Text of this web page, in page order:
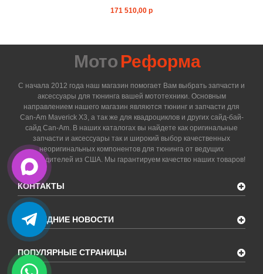
171 510,00 р
Мото Реформа
С начала 2012 года наш магазин помогает Вам выбрать запчасти и
аксессуары для тюнинга вашей мототехники. Основным
направлением нашего магазин являются тюнинг и запчасти для
Can-Am Maverick X3, а так же для квадроциклов и других сайд-бай-
сайд Can-Am. В наших каталогах вы найдете как оригинальные
запчасти и аксессуары так и широкий выбор качественных
неоригинальных компонентов для тюнинга от ведущих
производителей из США. Мы гарантируем качество наших товаров!
КОНТАКТЫ
ПОСЛЕДНИЕ НОВОСТИ
ПОПУЛЯРНЫЕ СТРАНИЦЫ